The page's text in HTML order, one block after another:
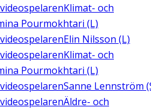
Klimat- och
Pourmokhtari (L)
Elin Nilsson (L)
Klimat- och
Pourmokhtari (L)
Sanne Lennström
Äldre- och